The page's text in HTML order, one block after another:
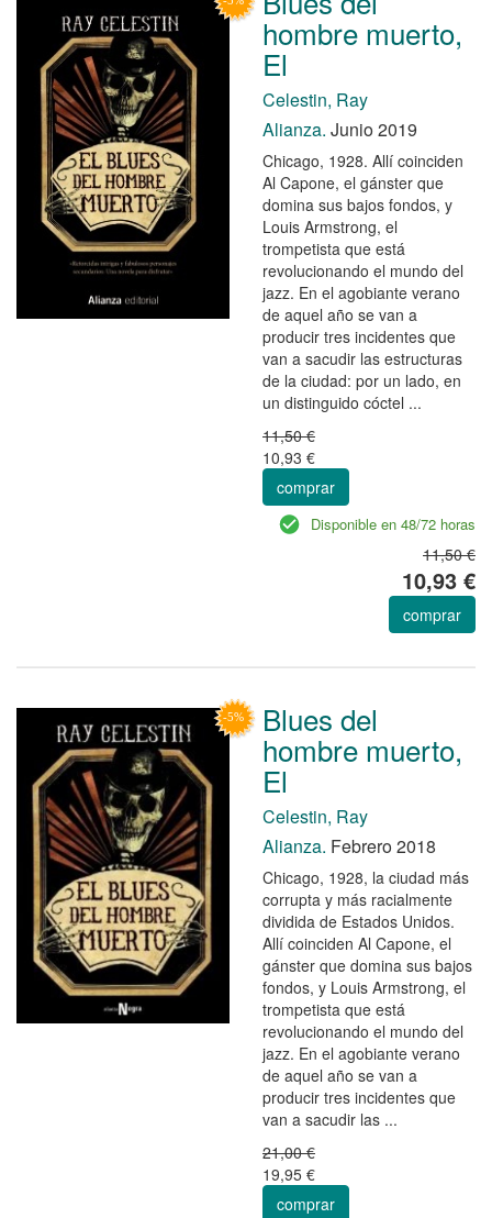
hombre muerto,
El
Celestin, Ray
Alianza. Junio 2019
Chicago, 1928. Allí coinciden
Al Capone, el gánster que
domina sus bajos fondos, y
Louis Armstrong, el
trompetista que está
revolucionando el mundo del
jazz. En el agobiante verano
de aquel año se van a
producir tres incidentes que
van a sacudir las estructuras
de la ciudad: por un lado, en
un distinguido cóctel ...
11,50 €
10,93 €
comprar
Disponible en 48/72 horas
11,50 €
10,93 €
comprar
Blues del
hombre muerto,
El
Celestin, Ray
Alianza. Febrero 2018
Chicago, 1928, la ciudad más
corrupta y más racialmente
dividida de Estados Unidos.
Allí coinciden Al Capone, el
gánster que domina sus bajos
fondos, y Louis Armstrong, el
trompetista que está
revolucionando el mundo del
jazz. En el agobiante verano
de aquel año se van a
producir tres incidentes que
van a sacudir las ...
21,00 €
19,95 €
comprar